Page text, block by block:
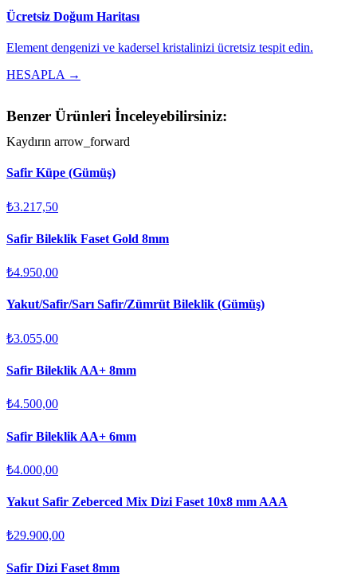
Ücretsiz Doğum Haritası
Element dengenizi ve kadersel kristalinizi ücretsiz tespit edin.
HESAPLA →
Benzer Ürünleri İnceleyebilirsiniz:
Kaydırın arrow_forward
Safir Küpe (Gümüş)
₺3.217,50
Safir Bileklik Faset Gold 8mm
₺4.950,00
Yakut/Safir/Sarı Safir/Zümrüt Bileklik (Gümüş)
₺3.055,00
Safir Bileklik AA+ 8mm
₺4.500,00
Safir Bileklik AA+ 6mm
₺4.000,00
Yakut Safir Zeberced Mix Dizi Faset 10x8 mm AAA
₺29.900,00
Safir Dizi Faset 8mm